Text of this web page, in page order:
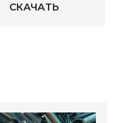
СКАЧАТЬ